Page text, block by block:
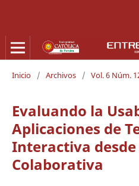
Inicio / Archivos / Vol. 6 Núm.
Evaluando la
Aplicaciones de
Interactiva
Colaborativa